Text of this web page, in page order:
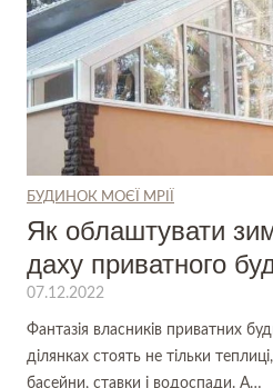
БУДИНОК МОЄЇ МРІЇ
Як облаштувати
даху приватного
07.12.2022
Фантазія власників приватних
ділянках стоять не тільки
басейни, ставки і водоспади. А…